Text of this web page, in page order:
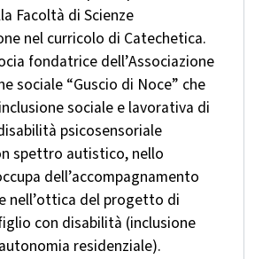
Facoltà di Scienze
nel curricolo di Catechetica.
fondatrice dell’Associazione
sociale “Guscio di Noce” che
sociale e lavorativa di
psicosensoriale
spettro autistico, nello
dell’accompagnamento
nell’ottica del progetto di
con disabilità (inclusione
residenziale).